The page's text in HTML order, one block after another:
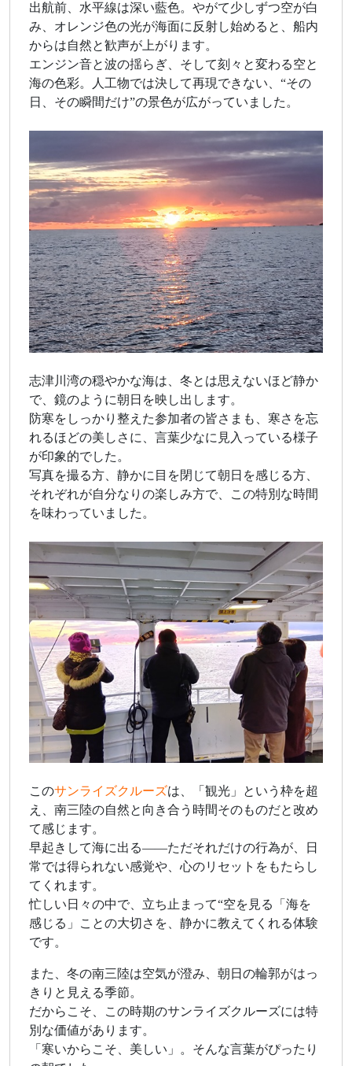
出航前、水平線は深い藍色。やがて少しずつ空が白
み、オレンジ色の光が海面に反射し始めると、船内
からは自然と歓声が上がります。
エンジン音と波の揺らぎ、そして刻々と変わる空と
海の色彩。人工物では決して再現できない、“その
日、その瞬間だけ”の景色が広がっていました。
志津川湾の穏やかな海は、冬とは思えないほど静か
で、鏡のように朝日を映し出します。
防寒をしっかり整えた参加者の皆さまも、寒さを忘
れるほどの美しさに、言葉少なに見入っている様子
が印象的でした。
写真を撮る方、静かに目を閉じて朝日を感じる方、
それぞれが自分なりの楽しみ方で、この特別な時間
を味わっていました。
このサンライズクルーズは、「観光」という枠を超
え、南三陸の自然と向き合う時間そのものだと改め
て感じます。
早起きして海に出る——ただそれだけの行為が、日
常では得られない感覚や、心のリセットをもたらし
てくれます。
忙しい日々の中で、立ち止まって“空を見る「海を
感じる」ことの大切さを、静かに教えてくれる体験
です。
また、冬の南三陸は空気が澄み、朝日の輪郭がはっ
きりと見える季節。
だからこそ、この時期のサンライズクルーズには特
別な価値があります。
「寒いからこそ、美しい」。そんな言葉がぴったり